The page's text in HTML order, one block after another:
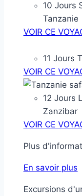
10 Jours
Tanzanie
VOIR CE
11 Jours
VOIR CE
12 Jours
Zanzibar
VOIR CE
Plus
En savoir plus
Excursions